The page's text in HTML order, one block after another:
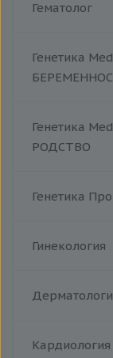
Дифтерия и
Краснуха
вирус
Сифилис
Гематолог
Генетика
Генетика
РОДСТВО
Генетика
Гинекология
Кардиология